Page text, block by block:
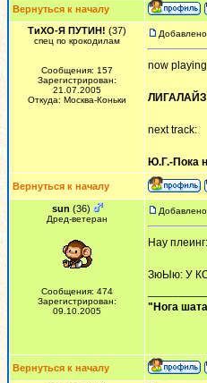
Вернуться к началу
ТиХО-Я ПУТИН! (37)
спец по крокодилам
Сообщения: 157
Зарегистрирован:
21.07.2005
Откуда: Москва-Коньки
now
ЛИГАЛАЙЗ
next track:
Ю.Г.-Пока
Вернуться к началу
sun (36)
Дред-ветеран
Сообщения: 474
Зарегистрирован:
09.10.2005
Нау
ЗюЫю: У
"Нога
Вернуться к началу